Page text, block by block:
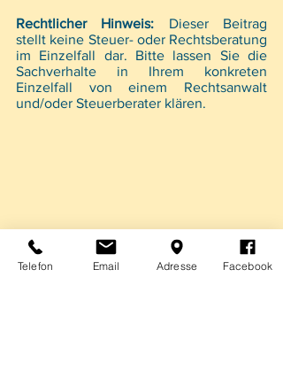
Rechtlicher Hinweis: Dieser Beitrag
stellt keine Steuer- oder Rechtsberatung
im Einzelfall dar. Bitte lassen Sie die
Sachverhalte in Ihrem konkreten
Einzelfall von einem Rechtsanwalt
und/oder Steuerberater klären.
Telefon Email Adresse Facebook